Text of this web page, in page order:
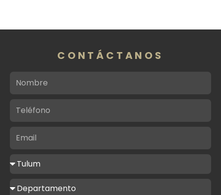
CONTÁCTANOS
Nombre
Teléfono
Ciudad
interés
Tipo